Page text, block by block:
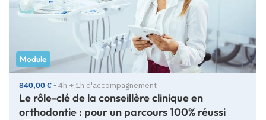
Module
840,00 € -4h + 1h d'accompagnement
Le rôle-clé de la conseillère clinique en
orthodontie : pour un parcours 100% réussi